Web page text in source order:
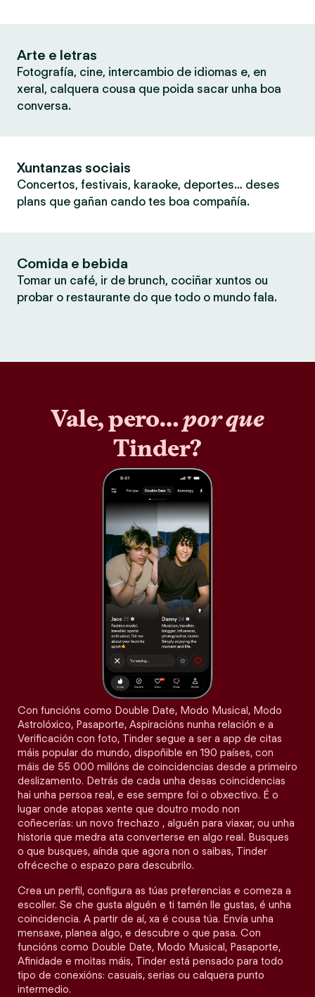
Arte e letras
Fotografía, cine, intercambio de idiomas e, en
xeral, calquera cousa que poida sacar unha boa
conversa.
Xuntanzas sociais
Concertos, festivais, karaoke, deportes… deses
plans que gañan cando tes boa compañía.
Comida e bebida
Tomar un café, ir de brunch, cociñar xuntos ou
probar o restaurante do que todo o mundo fala.
Vale, pero…por que
Tinder?
Con funcións como Double Date, Modo Musical, Modo
Astrolóxico, Pasaporte, Aspiracións nunha relación e a
Verificación con foto, Tinder segue a ser a app de citas
máis popular do mundo, dispoñible en 190 países, con
máis de 55 000 millóns de coincidencias desde a primeiro
deslizamento. Detrás de cada unha desas coincidencias
hai unha persoa real, e ese sempre foi o obxectivo. É o
lugar onde atopas xente que doutro modo non
coñecerías: un novo frechazo , alguén para viaxar, ou unha
historia que medra ata converterse en algo real. Busques
o que busques, aínda que agora non o saibas, Tinder
ofréceche o espazo para descubrilo.
Crea un perfil, configura as túas preferencias e comeza a
escoller. Se che gusta alguén e ti tamén lle gustas, é unha
coincidencia. A partir de aí, xa é cousa túa. Envía unha
mensaxe, planea algo, e descubre o que pasa. Con
funcións como Double Date, Modo Musical, Pasaporte,
Afinidade e moitas máis, Tinder está pensado para todo
tipo de conexións: casuais, serias ou calquera punto
intermedio.